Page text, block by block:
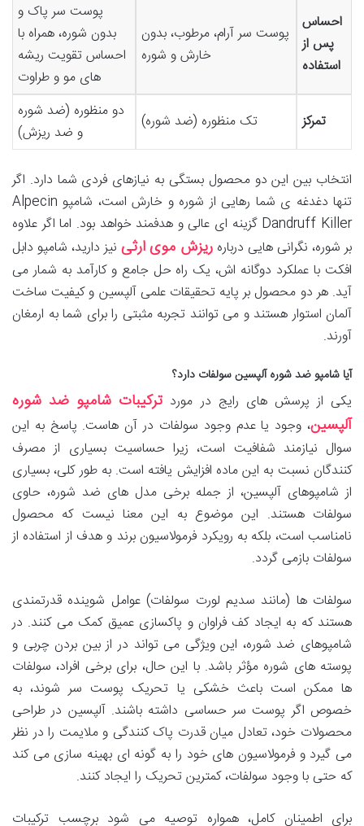
احساس
پس از
استفاده
پوست سر آرام، مرطوب، بدون
خارش و شوره
پوست سر پاک و
بدون شوره، همراه با
احساس تقویت ریشه
های مو و طراوت
تمرکز
تک منظوره (ضد شوره)
دو منظوره (ضد شوره
و ضد ریزش)
انتخاب بین این دو محصول بستگی به نیازهای فردی شما دارد. اگر
تنها دغدغه ی شما رهایی از شوره و خارش است، شامپو Alpecin
Dandruff Killer گزینه ای عالی و هدفمند خواهد بود. اما اگر علاوه
بر شوره، نگرانی هایی دربارهریزش موی ارثینیز دارید، شامپو دابل
افکت با عملکرد دوگانه اش، یک راه حل جامع و کارآمد به شمار می
آید. هر دو محصول بر پایه تحقیقات علمی آلپسین و کیفیت ساخت
آلمان استوار هستند و می توانند تجربه مثبتی را برای شما به ارمغان
آورند.
آیا شامپو ضد شوره آلپسین سولفات دارد؟
یکی از پرسش های رایج در مورد ترکیبات شامپو ضد شوره
آلپسین، وجود یا عدم وجود سولفات در آن هاست. پاسخ به این
سوال نیازمند شفافیت است، زیرا حساسیت بسیاری از مصرف
کنندگان نسبت به این ماده افزایش یافته است. به طور کلی، بسیاری
از شامپوهای آلپسین، از جمله برخی مدل های ضد شوره، حاوی
سولفات هستند. این موضوع به این معنا نیست که محصول
نامناسب است، بلکه به رویکرد فرمولاسیون برند و هدف از استفاده از
سولفات بازمی گردد.
سولفات ها (مانند سدیم لورت سولفات) عوامل شوینده قدرتمندی
هستند که به ایجاد کف فراوان و پاکسازی عمیق کمک می کنند. در
شامپوهای ضد شوره، این ویژگی می تواند در از بین بردن چربی و
پوسته های شوره مؤثر باشد. با این حال، برای برخی افراد، سولفات
ها ممکن است باعث خشکی یا تحریک پوست سر شوند، به
خصوص اگر پوست سر حساسی داشته باشند. آلپسین در طراحی
محصولات خود، تعادل میان قدرت پاک کنندگی و ملایمت را در نظر
می گیرد و فرمولاسیون های خود را به گونه ای بهینه سازی می کند
که حتی با وجود سولفات، کمترین تحریک را ایجاد کنند.
برای اطمینان کامل، همواره توصیه می شود برچسب ترکیبات